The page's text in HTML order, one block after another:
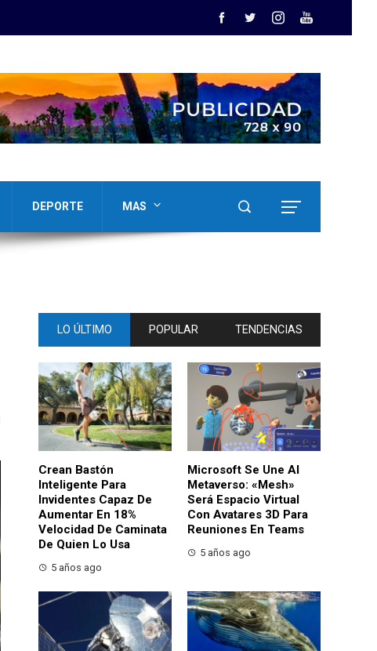
DEPORTE MAS
LO ÚLTIMO POPULAR TENDENCIAS
Crean Bastón
Inteligente Para
Invidentes Capaz De
Aumentar En 18%
Velocidad De Caminata
De Quien Lo Usa
5 años ago
Microsoft Se Une Al
Metaverso: «Mesh»
Será Espacio Virtual
Con Avatares 3D Para
Reuniones En Teams
5 años ago